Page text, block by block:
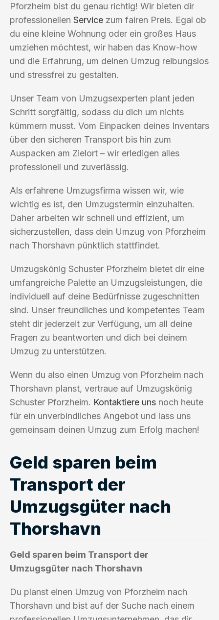
Pforzheim bist du genau richtig! Wir bieten dir
professionellen Service zum fairen Preis. Egal ob
du eine kleine Wohnung oder ein großes Haus
umziehen möchtest, wir haben das Know-how
und die Erfahrung, um deinen Umzug reibungslos
und stressfrei zu gestalten.
Unser Team von Umzugsexperten plant jeden
Schritt sorgfältig, sodass du dich um nichts
kümmern musst. Vom Einpacken deines Inventars
über den sicheren Transport bis hin zum
Auspacken am Zielort – wir erledigen alles
professionell und zuverlässig.
Als erfahrene Umzugsfirma wissen wir, wie
wichtig es ist, den Umzugstermin einzuhalten.
Daher arbeiten wir schnell und effizient, um
sicherzustellen, dass dein Umzug von Pforzheim
nach Thorshavn pünktlich stattfindet.
Umzugskönig Schuster Pforzheim bietet dir eine
umfangreiche Palette an Umzugsleistungen, die
individuell auf deine Bedürfnisse zugeschnitten
sind. Unser freundliches und kompetentes Team
steht dir jederzeit zur Verfügung, um all deine
Fragen zu beantworten und dich bei deinem
Umzug zu unterstützen.
Wenn du also einen Umzug von Pforzheim nach
Thorshavn planst, vertraue auf Umzugskönig
Schuster Pforzheim. Kontaktiere uns noch heute
für ein unverbindliches Angebot und lass uns
gemeinsam deinen Umzug zum Erfolg machen!
Geld sparen beim
Transport der
Umzugsgüter nach
Thorshavn
Geld sparen beim Transport der
Umzugsgüter nach Thorshavn
Du planst einen Umzug von Pforzheim nach
Thorshavn und bist auf der Suche nach einem